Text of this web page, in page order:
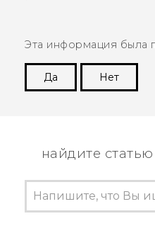
Эта информация была
Да
Нет
найдите